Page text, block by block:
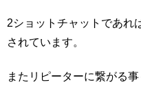
2ショットチャットであれ
されています。
またリピーターに繋がる